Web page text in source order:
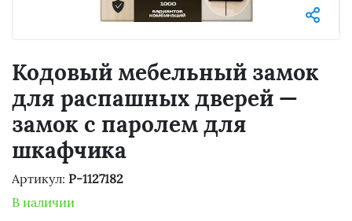
Кодовый мебельный замок
для распашных дверей —
замок с паролем для
шкафчика
Артикул: P-1127182
В наличии